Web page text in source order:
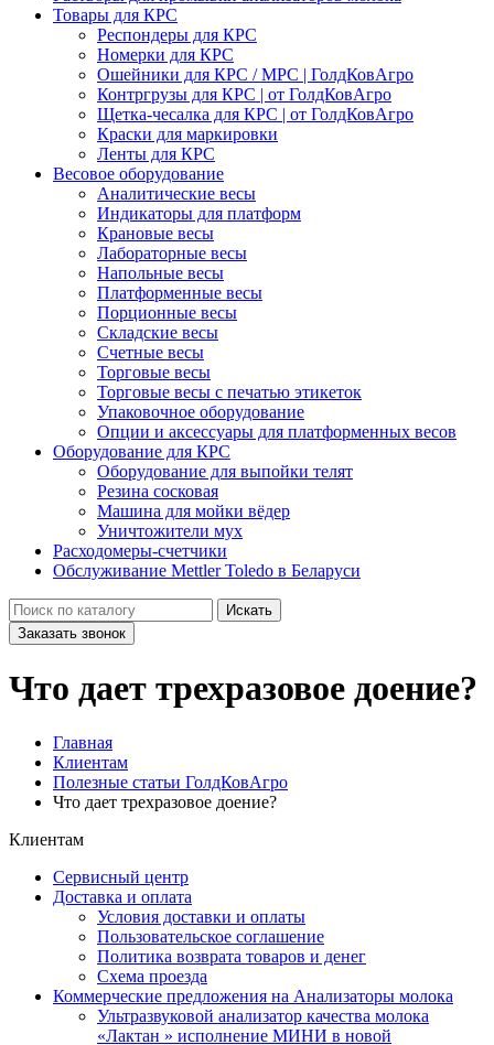
Товары для КРС
Респондеры для КРС
Номерки для КРС
Ошейники для КРС / МРС | ГолдКовАгро
Контргрузы для КРС | от ГолдКовАгро
Щетка-чесалка для КРС | от ГолдКовАгро
Краски для маркировки
Ленты для КРС
Весовое оборудование
Аналитические весы
Индикаторы для платформ
Крановые весы
Лабораторные весы
Напольные весы
Платформенные весы
Порционные весы
Складские весы
Счетные весы
Торговые весы
Торговые весы с печатью этикеток
Упаковочное оборудование
Опции и аксессуары для платформенных весов
Оборудование для КРС
Оборудование для выпойки телят
Резина сосковая
Машина для мойки вёдер
Уничтожители мух
Расходомеры-счетчики
Обслуживание Mettler Toledo в Беларуси
Искать
Заказать звонок
Что дает трехразовое доение?
Главная
Клиентам
Полезные статьи ГолдКовАгро
Что дает трехразовое доение?
Клиентам
Сервисный центр
Доставка и оплата
Условия доставки и оплаты
Пользовательское соглашение
Политика возврата товаров и денег
Схема проезда
Коммерческие предложения на Анализаторы молока
Ультразвуковой анализатор качества молока
«Лактан » исполнение МИНИ в новой